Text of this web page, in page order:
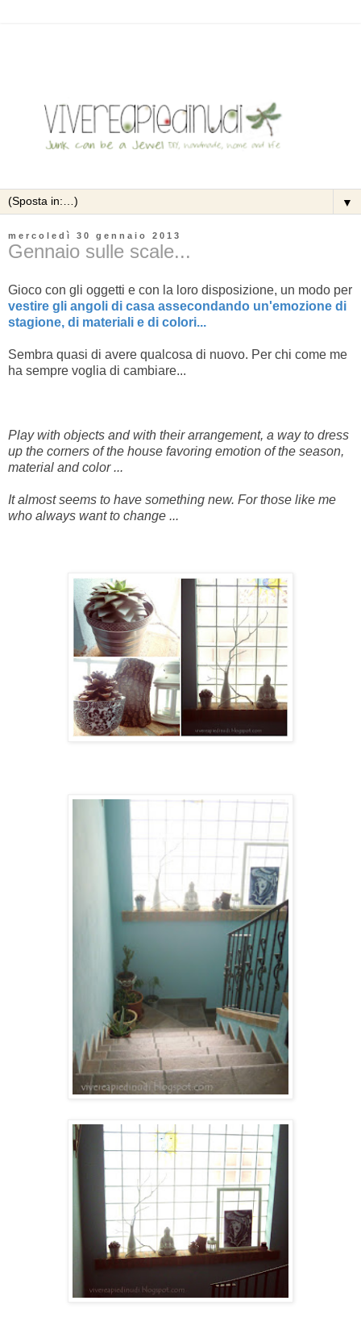
▼
mercoledì 30 gennaio 2013
Gennaio sulle scale...
Gioco con gli oggetti e con la loro disposizione, un modo per
vestire gli angoli di casa assecondando un'emozione di
stagione, di materiali e di colori...
Sembra quasi di avere qualcosa di nuovo. Per chi come me
ha sempre voglia di cambiare...
Play with objects and with their arrangement, a way to dress
up the corners of the house favoring emotion of the season,
material and color ...
It almost seems to have something new. For those like me
who always want to change ...